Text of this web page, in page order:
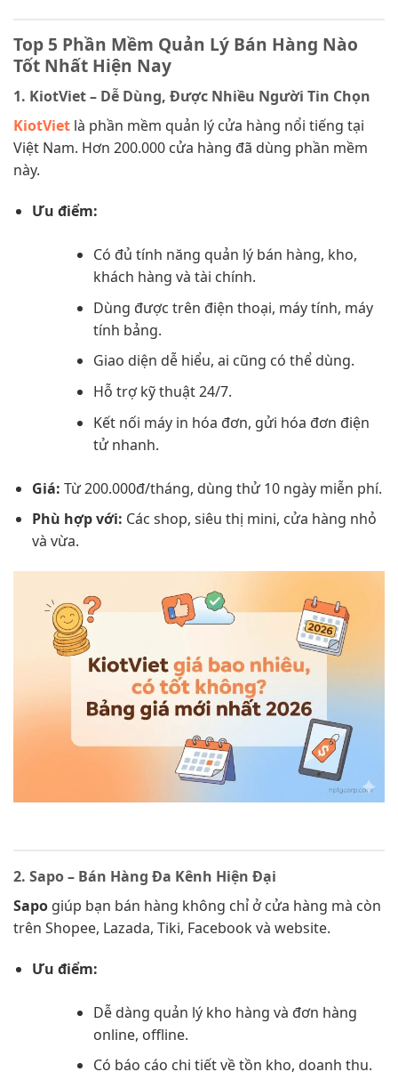
Top 5 Phần Mềm Quản Lý Bán Hàng Nào
Tốt Nhất Hiện Nay
1. KiotViet – Dễ Dùng, Được Nhiều Người Tin Chọn
KiotViet là phần mềm quản lý cửa hàng nổi tiếng tại
Việt Nam. Hơn 200.000 cửa hàng đã dùng phần mềm
này.
Ưu điểm:
Có đủ tính năng quản lý bán hàng, kho,
khách hàng và tài chính.
Dùng được trên điện thoại, máy tính, máy
tính bảng.
Giao diện dễ hiểu, ai cũng có thể dùng.
Hỗ trợ kỹ thuật 24/7.
Kết nối máy in hóa đơn, gửi hóa đơn điện
tử nhanh.
Giá: Từ 200.000đ/tháng, dùng thử 10 ngày miễn phí.
Phù hợp với: Các shop, siêu thị mini, cửa hàng nhỏ
và vừa.
2. Sapo – Bán Hàng Đa Kênh Hiện Đại
Sapo giúp bạn bán hàng không chỉ ở cửa hàng mà còn
trên Shopee, Lazada, Tiki, Facebook và website.
Ưu điểm:
Dễ dàng quản lý kho hàng và đơn hàng
online, offline.
Có báo cáo chi tiết về tồn kho, doanh thu.